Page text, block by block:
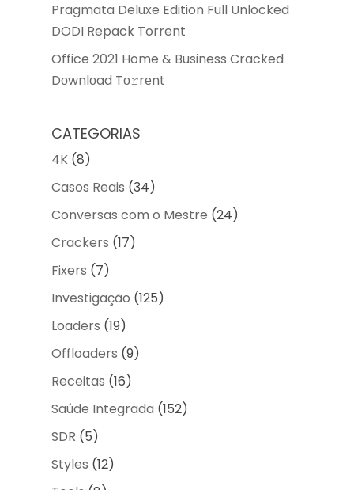
Pragmata Deluxe Edition Full Unlocked
DODI Repack Torrent
Office 2021 Home & Business Cracked
Dоwnlоad Tо𝚛rеnt
CATEGORIAS
4K(8)
Casos Reais (34)
Conversas com o Mestre (24)
Crackers (17)
Fixers (7)
Investigação (125)
Loaders (19)
Offloaders (9)
Receitas (16)
Saúde Integrada (152)
SDR (5)
Styles (12)